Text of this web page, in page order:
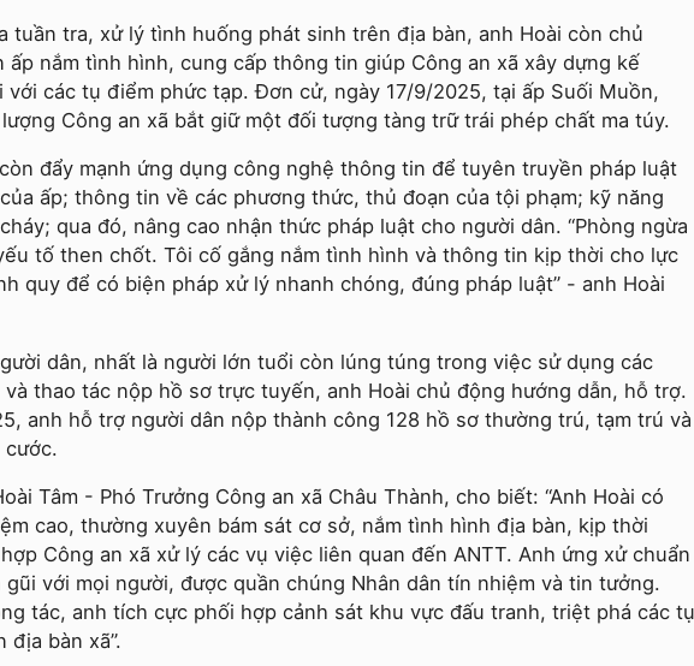
tuần tra, xử lý tình huống phát sinh trên địa bàn, anh Hoài còn chủ
ấp nắm tình hình, cung cấp thông tin giúp Công an xã xây dựng kế
với các tụ điểm phức tạp. Đơn cử, ngày 17/9/2025, tại ấp Suối Muồn,
Công an xã bắt giữ một đối tượng tàng trữ trái phép chất ma túy.
đẩy mạnh ứng dụng công nghệ thông tin để tuyên truyền pháp luật
ấp; thông tin về các phương thức, thủ đoạn của tội phạm; kỹ năng
qua đó, nâng cao nhận thức pháp luật cho người dân. “Phòng ngừa
tố then chốt. Tôi cố gắng nắm tình hình và thông tin kịp thời cho lực
quy để có biện pháp xử lý nhanh chóng, đúng pháp luật” - anh Hoài
dân, nhất là người lớn tuổi còn lúng túng trong việc sử dụng các
thao tác nộp hồ sơ trực tuyến, anh Hoài chủ động hướng dẫn, hỗ trợ.
anh hỗ trợ người dân nộp thành công 128 hồ sơ thường trú, tạm trú và
cước.
Tâm - Phó Trưởng Công an xã Châu Thành, cho biết: “Anh Hoài có
cao, thường xuyên bám sát cơ sở, nắm tình hình địa bàn, kịp thời
Công an xã xử lý các vụ việc liên quan đến ANTT. Anh ứng xử chuẩn
gũi với mọi người, được quần chúng Nhân dân tín nhiệm và tin tưởng.
tác, anh tích cực phối hợp cảnh sát khu vực đấu tranh, triệt phá các tụ
bàn xã”.